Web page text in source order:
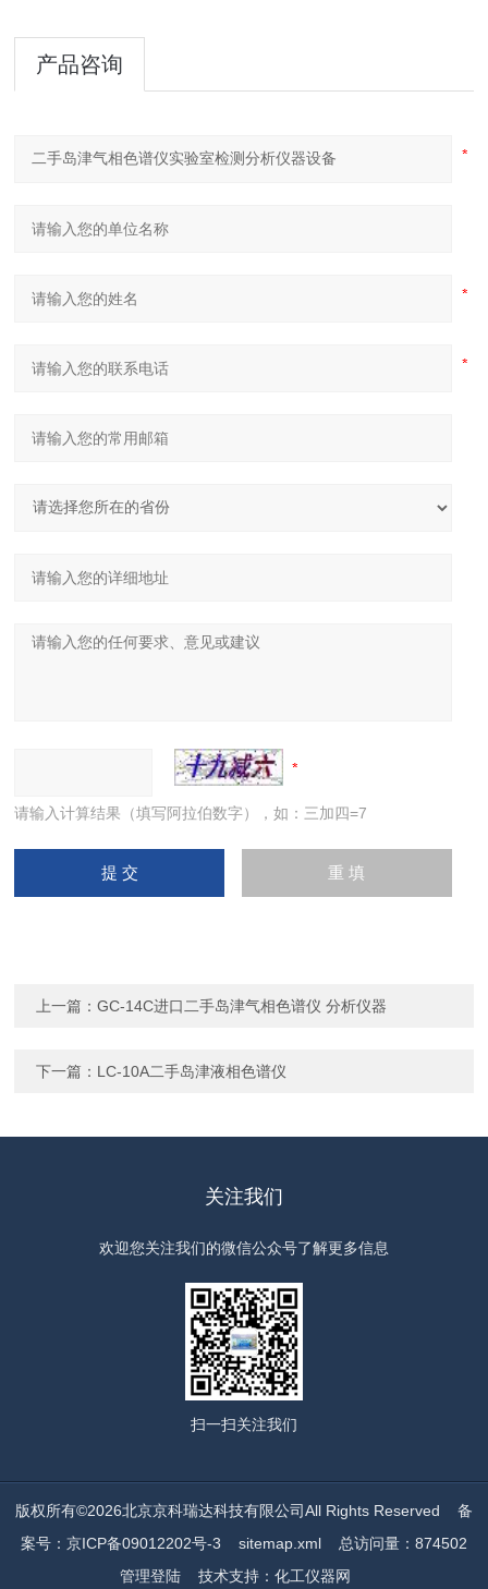
产品咨询
请输入计算结果（填写阿拉伯数字），如：三加四=7
上一篇：GC-14C进口二手岛津气相色谱仪 分析仪器
下一篇： LC-10A二手岛津液相色谱仪
关注我们
欢迎您关注我们的微信公众号了解更多信息
扫一扫关注我们
版权所有©2026北京京科瑞达科技有限公司All Rights Reserved 备
案号：京ICP备09012202号-3
sitemap.xml总访问量：874502
管理登陆技术支持： 化工仪器网